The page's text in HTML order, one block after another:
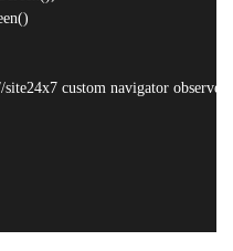
site24x7 custom navigator observer